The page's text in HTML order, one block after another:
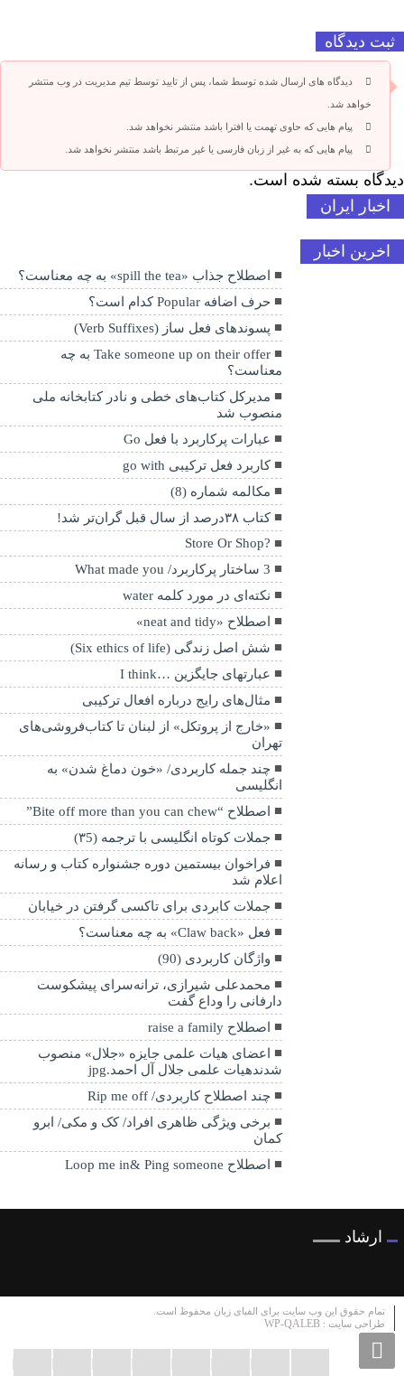
ثبت دیدگاه
دیدگاه های ارسال شده توسط شما، پس از تایید توسط تیم مدیریت در وب منتشر
خواهد شد.
پیام هایی که حاوی تهمت یا افترا باشد منتشر نخواهد شد.
پیام هایی که به غیر از زبان فارسی یا غیر مرتبط باشد منتشر نخواهد شد.
دیدگاه بسته شده است.
اخبار ایران
اخرین اخبار
اصطلاح جذاب «spill the tea» به چه معناست؟
حرف اضافه Popular کدام است؟
پسوندهای فعل ساز (Verb Suffixes)
Take someone up on their offer به چه
معناست؟
مدیرکل کتاب‌های خطی و نادر کتابخانه ملی
منصوب شد
عبارات پرکاربرد با فعل Go
کاربرد فعل ترکیبی go with
مکالمه شماره (8)
کتاب ۳۸درصد از سال قبل گران‌تر شد!
?Store Or Shop
3 ساختار پرکاربرد/ What made you
نکته‌ای در مورد کلمه water
اصطلاح «neat and tidy»
شش اصل زندگی (Six ethics of life)
عبارتهای جایگزین …I think
مثال‌های رایج درباره افعال ترکیبی
«خارج از پروتکل» از لبنان تا کتاب‌فروشی‌های
تهران
چند جمله کاربردی/ «خون دماغ شدن» به
انگلیسی
اصطلاح “Bite off more than you can chew”
جملات کوتاه انگلیسی با ترجمه (۳5)
فراخوان بیستمین دوره جشنواره کتاب و رسانه
اعلام شد
جملات کابردی برای تاکسی گرفتن در خیابان
فعل «Claw back» به چه معناست؟
واژگان کاربردی (90)
محمدعلی شیرازی، ترانه‌سرای پیشکوست
دارفانی را وداع گفت
اصطلاح raise a family
اعضای هیات علمی جایزه «جلال» منصوب
شدندهیات علمی جلال آل احمد.jpg
چند اصطلاح کاربردی/ Rip me off
برخی ویژگی ظاهری افراد/ کک و مکی/ ابرو
کمان
اصطلاح Loop me in& Ping someone
ارشاد
تمام حقوق این وب سایت برای الفبای زبان محفوظ است.
طراحی سایت :